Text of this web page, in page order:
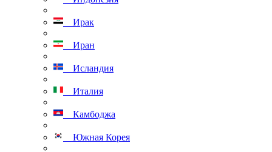
Ирак
Иран
Исландия
Италия
Камбоджа
Южная Корея